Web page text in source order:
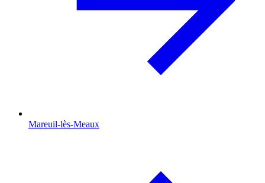
Mareuil-lès-Meaux